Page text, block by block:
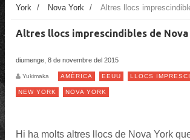
York
/ Nova York / Altres llocs
Altres llocs imprescindibles de Nova
diumenge, 8 de novembre del 2015
Yukimaka AMÈRICA EEUU LLOCS
NEW YORK NOVA YORK
Hi ha molts altres llocs de Nova York